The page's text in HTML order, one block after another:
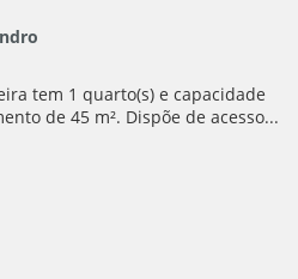
tem 1 quarto(s) e capacidade
de 45 m². Dispõe de acesso...